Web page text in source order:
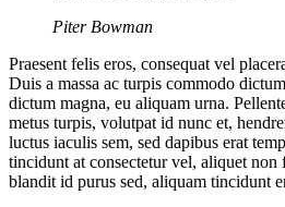
Piter Bowman
Praesent felis eros, consequat vel
Duis a massa ac turpis commodo
dictum magna, eu aliquam urna.
metus turpis, volutpat id nunc et,
luctus iaculis sem, sed dapibus erat
tincidunt at consectetur vel, aliquet non
blandit id purus sed, aliquam tincidunt